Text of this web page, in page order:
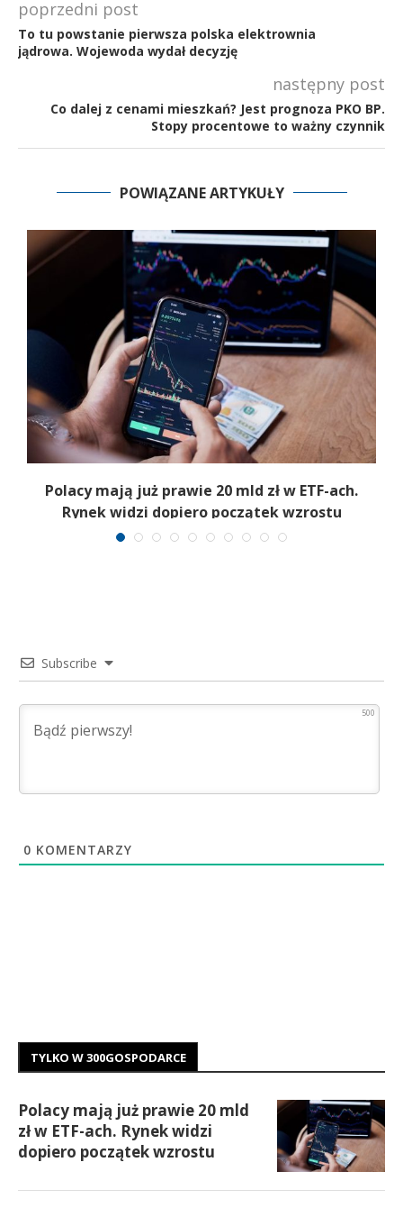
poprzedni post
To tu powstanie pierwsza polska elektrownia
jądrowa. Wojewoda wydał decyzję
następny post
Co dalej z cenami mieszkań? Jest prognoza PKO BP.
Stopy procentowe to ważny czynnik
POWIĄZANE ARTYKUŁY
Polacy mają już prawie 20 mld zł w ETF-ach.
Rynek widzi dopiero początek wzrostu
Subscribe
500
0 KOMENTARZY
TYLKO W 300GOSPODARCE
Polacy mają już prawie 20 mld
zł w ETF-ach. Rynek widzi
dopiero początek wzrostu